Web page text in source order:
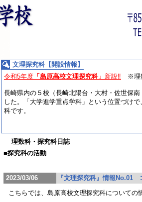
文理探究科【開設情報】
令和5年度 「島原高校文理探究科」 新設‼️ ※理
長崎県内の５校（長崎北陽台・大村・佐世保
した。「大学進学重点学科」という位置づけ
科です。
理数科・探究科日誌
■探究科の活動
2023/03/06
『文理探究科』情報No.01
こちらでは、島原高校文理探究科についての